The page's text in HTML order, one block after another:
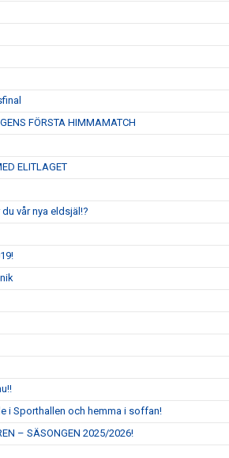
FÖRSTA HIMMAMATCH
ELITLAGET
vår nya eldsjäl!?
i Sporthallen och hemma i soffan!
– SÄSONGEN 2025/2026!